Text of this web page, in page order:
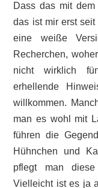
Dass das mit
das ist mir erst
eine weiße
Recherchen,
nicht wirklich
erhellende
willkommen.
man es wohl mit
führen die
Hühnchen und
pflegt man diese
Vielleicht ist es ja